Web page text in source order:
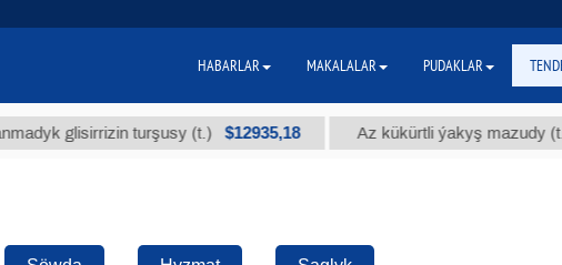
glisirrizin turşusy (t.) $12935,18 Az kükürtli ýakyş mazudy (t.)
HABARLAR MAKALALAR PUDAKLAR